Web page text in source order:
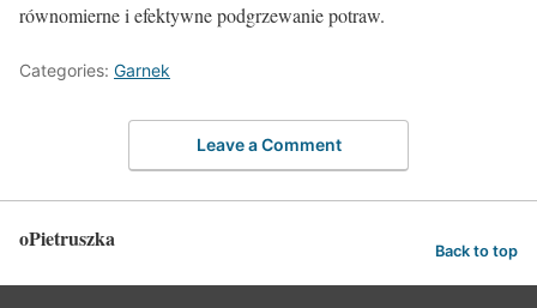
równomierne i efektywne podgrzewanie potraw.
Categories: Garnek
Leave a Comment
oPietruszka Back to top